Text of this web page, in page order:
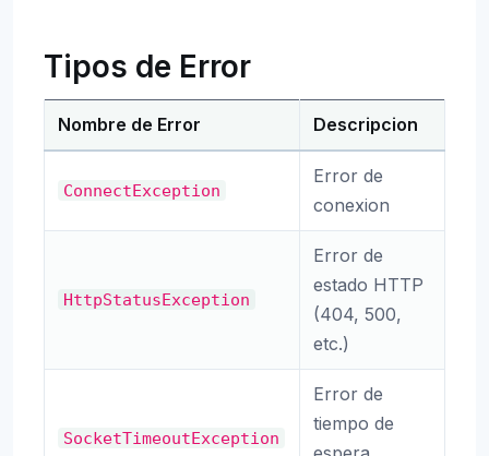
Tipos de Error
Nombre de Error Descripcion
ConnectException
Error de
conexion
HttpStatusException
Error de
estado HTTP
(404, 500,
etc.)
SocketTimeoutException
Error de
tiempo de